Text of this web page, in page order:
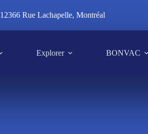
12366 Rue Lachapelle, Montréal
Explorer BONVAC